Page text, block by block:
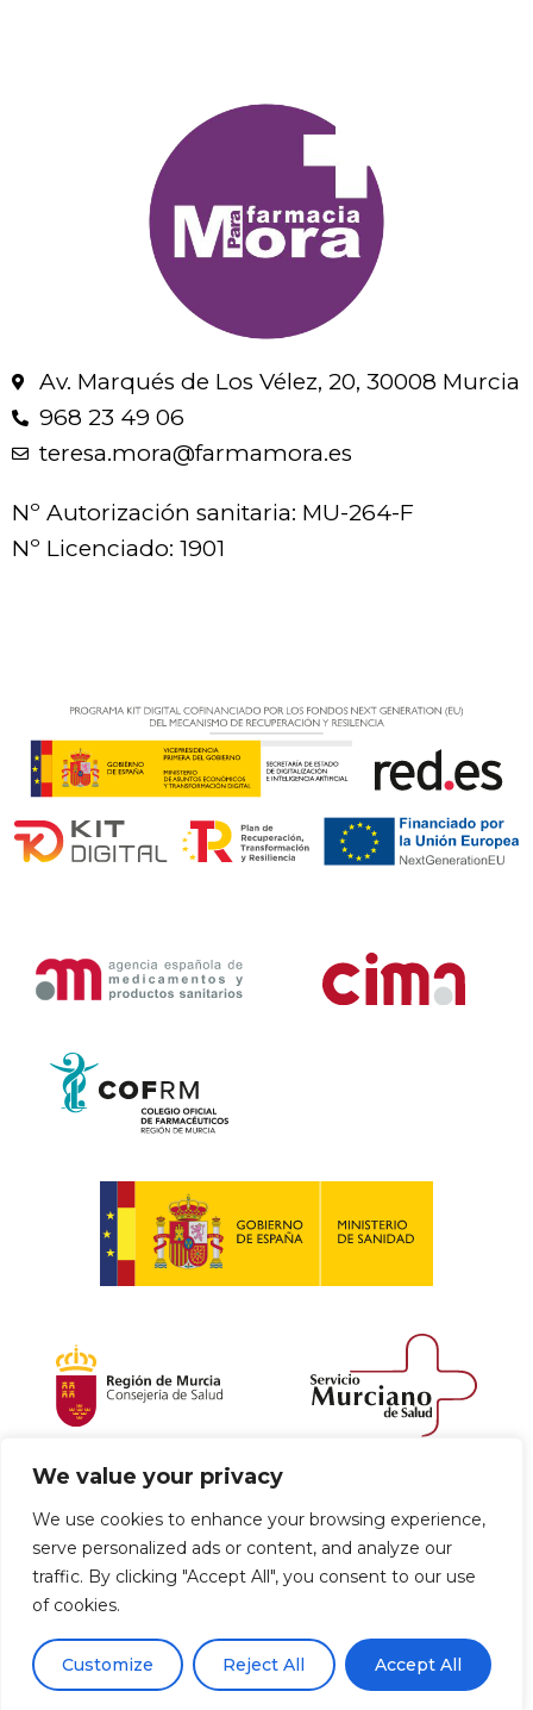
We value your privacy
We use cookies to enhance your browsing experience,
serve personalized ads or content, and analyze our
traffic. By clicking "Accept All", you consent to our use
of cookies.
Customize Reject All Accept All
Av. Marqués de Los Vélez, 20, 30008 Murcia
968 23 49 06
teresa.mora@farmamora.es
Nº Autorización sanitaria: MU-264-F
Nº Licenciado: 1901
Política de envío y devoluciones
Política de privacidad Uso de cookies
Declaración de Accesibilidad